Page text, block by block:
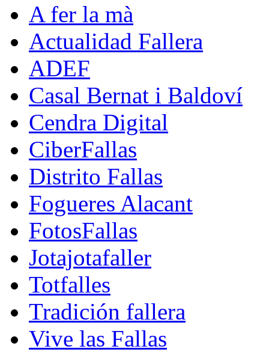
A fer la mà
Actualidad Fallera
ADEF
Casal Bernat i Baldoví
Cendra Digital
CiberFallas
Distrito Fallas
Fogueres Alacant
FotosFallas
Jotajotafaller
Totfalles
Tradición fallera
Vive las Fallas